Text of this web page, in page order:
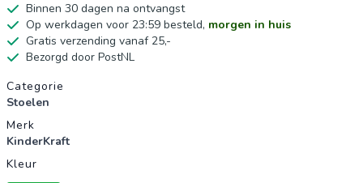
Binnen 30 dagen na ontvangst
Op werkdagen voor 23:59 besteld, morgen in huis
Gratis verzending vanaf 25,-
Bezorgd door PostNL
Productgegevens
Categorie
Stoelen
Merk
KinderKraft
Kleur